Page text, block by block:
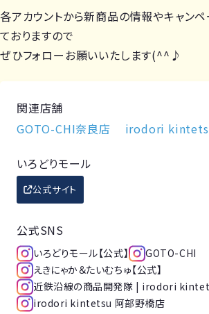
各アカウントから新商品の情報やキャン
ておりますので
ぜひフォローお願いいたします(^^♪
関連店舗
GOTO-CHI奈良店
irodori
いろどりモール
公式サイト
公式SNS
いろどりモール【公式】
GOTO-CHI
えきにゃか＆たいむちゅ【公式】
近鉄沿線の商品開発隊 | irodori
irodori kintetsu 阿部野橋店